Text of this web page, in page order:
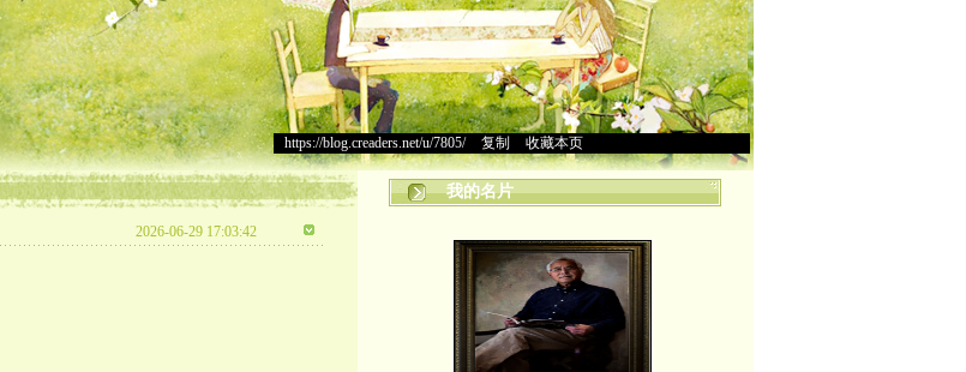
https://blog.creaders.net/u/7805/> 复制 收藏本页
2026-06-29 17:03:42
我的名片